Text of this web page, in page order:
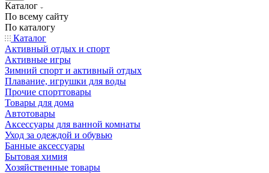
Каталог
По всему сайту
По каталогу
Каталог
Активный отдых и спорт
Активные игры
Зимний спорт и активный отдых
Плавание, игрушки для воды
Прочие спорттовары
Товары для дома
Автотовары
Аксессуары для ванной комнаты
Уход за одеждой и обувью
Банные аксессуары
Бытовая химия
Хозяйственные товары